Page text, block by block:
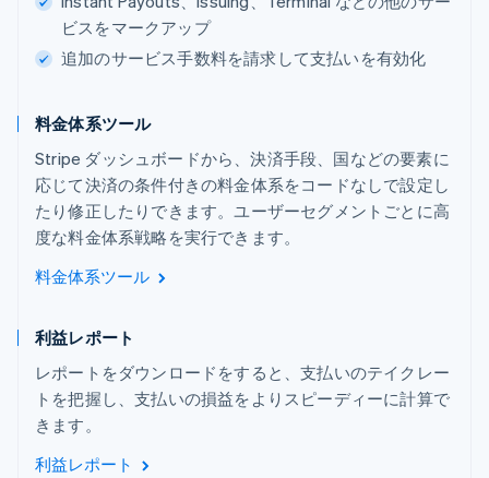
ビスをマークアップ
追加のサービス手数料を請求して支払いを有効化
料金体系ツール
Stripe ダッシュボードから、決済手段、国などの要素に
応じて決済の条件付きの料金体系をコードなしで設定し
たり修正したりできます。ユーザーセグメントごとに高
度な料金体系戦略を実行できます。
料金体系ツール
利益レポート
レポートをダウンロードをすると、支払いのテイクレー
トを把握し、支払いの損益をよりスピーディーに計算で
きます。
利益レポート